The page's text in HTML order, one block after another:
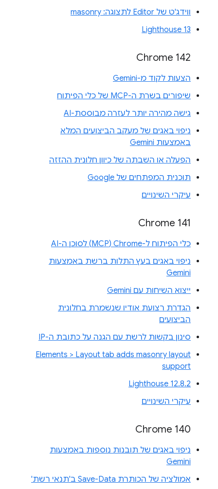
ווידג'ט של Editor לתצוגה: masonry
Lighthouse 13
Chrome 142
הצעות לקוד מ-Gemini
שיפורים בשרת ה-MCP של כלי הפיתוח
גישה מהירה יותר לעזרה מבוססת-AI
ניפוי באגים של מעקב הביצועים המלא
באמצעות Gemini
הפעלה או השבתה של כיוון חלונית ההזזה
תוכנית המפתחים של Google
עיקרי השינויים
Chrome 141
כלי הפיתוח ל-Chrome‏ (MCP) לסוכן ה-AI
ניפוי באגים בעץ התלות ברשת באמצעות
Gemini
ייצוא השיחות עם Gemini
הגדרת רצועת אודיו שנשמרת בחלונית
הביצועים
סינון בקשות לרשת עם הגנה על כתובת ה-IP
Elements > Layout tab adds masonry layout
support
Lighthouse 12.8.2
עיקרי השינויים
Chrome 140
ניפוי באגים של תובנות נוספות באמצעות
Gemini
אמולציה של הכותרת Save-Data ב'תנאי רשת'